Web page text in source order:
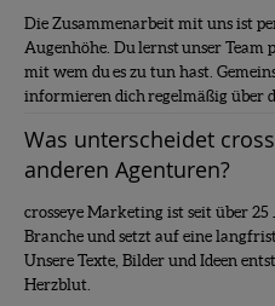
Die Zusammenarbeit mit uns ist
Augenhöhe. Du lernst unser Team
mit wem du es zu tun hast.
informieren dich regelmäßig über
Was unterscheidet
anderen Agenturen?
crosseye Marketing ist seit über
Branche und setzt auf eine
Unsere Texte, Bilder und Ideen
Herzblut.